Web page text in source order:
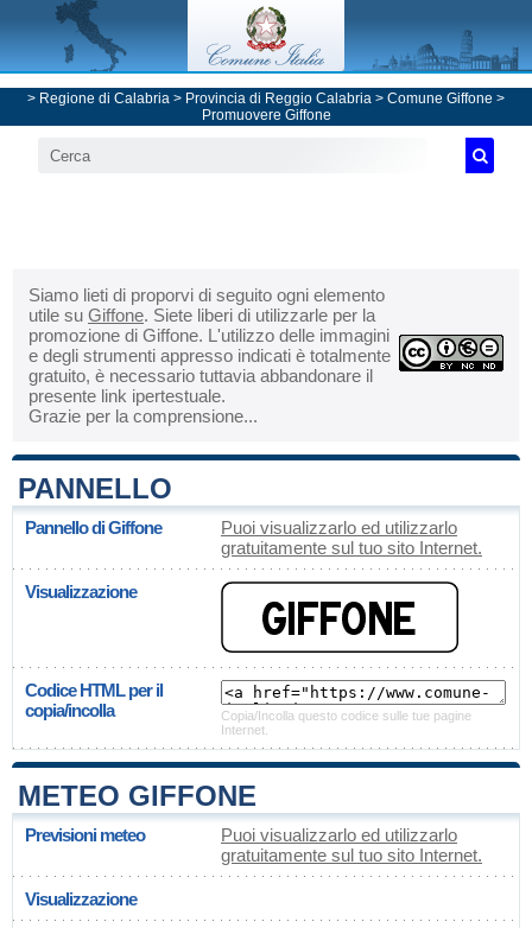
> Regione di Calabria > Provincia di Reggio Calabria > Comune Giffone >
Promuovere Giffone
Siamo lieti di proporvi di seguito ogni elemento
utile su Giffone. Siete liberi di utilizzarle per la
promozione di Giffone. L'utilizzo delle immagini
e degli strumenti appresso indicati è totalmente
gratuito, è necessario tuttavia abbandonare il
presente link ipertestuale.
Grazie per la comprensione...
PANNELLO
Pannello di Giffone
Puoi visualizzarlo ed utilizzarlo
gratuitamente sul tuo sito Internet.
Visualizzazione
Codice HTML per il
copia/incolla
Copia/Incolla questo codice sulle tue pagine
Internet.
METEO GIFFONE
Previsioni meteo
Puoi visualizzarlo ed utilizzarlo
gratuitamente sul tuo sito Internet.
Visualizzazione